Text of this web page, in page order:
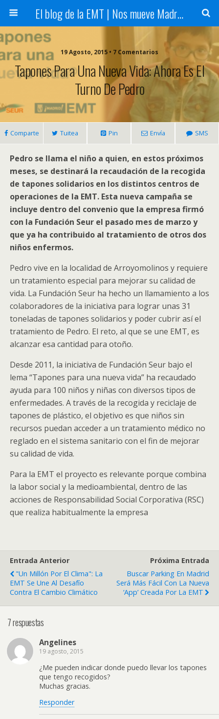
El blog de la EMT | Nos mueve Madrid
19 Agosto, 2015 • 7 Comentarios
Tapones Para Una Nueva Vida: Ahora Es El
Turno De Pedro
Comparte Tuitea Pin Envía SMS
Pedro se llama el niño a quien, en estos próximos
meses, se destinará la recaudación de la recogida
de tapones solidarios en los distintos centros de
operaciones de la EMT. Esta nueva campaña se
incluye dentro del convenio que la empresa firmó
con la Fundación Seur el pasado mes de marzo y
que ya ha contribuido al tratamiento de otros dos
niños enfermos.
Pedro vive en la localidad de Arroyomolinos y requiere
un tratamiento especial para mejorar su calidad de
vida. La Fundación Seur ha hecho un llamamiento a los
colaboradores de la iniciativa para lograr unas 31
toneladas de tapones solidarios y poder cubrir así el
tratamiento de Pedro. El reto, al que se une EMT, es
alcanzar esa cantidad para otoño.
Desde 2011, la iniciativa de Fundación Seur bajo el
lema “Tapones para una nueva vida” ha recaudado
ayuda para 100 niños y niñas con diversos tipos de
enfermedades. A través de la recogida y reciclaje de
tapones de plástico, el objetivo es que niños sin
recursos puedan acceder a un tratamiento médico no
reglado en el sistema sanitario con el fin de mejorar
su calidad de vida.
Para la EMT el proyecto es relevante porque combina
la labor social y la medioambiental, dentro de las
acciones de Responsabilidad Social Corporativa (RSC)
que realiza habitualmente la empresa
Entrada Anterior
"Un Millón Por El Clima": La
EMT Se Une Al Desafío
Contra El Cambio Climático
Próxima Entrada
Buscar Parking En Madrid
Será Más Fácil Con La Nueva
‘app’ Creada Por La EMT
7 respuestas
Angelines
19 agosto, 2015
¿Me pueden indicar donde puedo llevar los tapones
que tengo recogidos?
Muchas gracias.
Responder